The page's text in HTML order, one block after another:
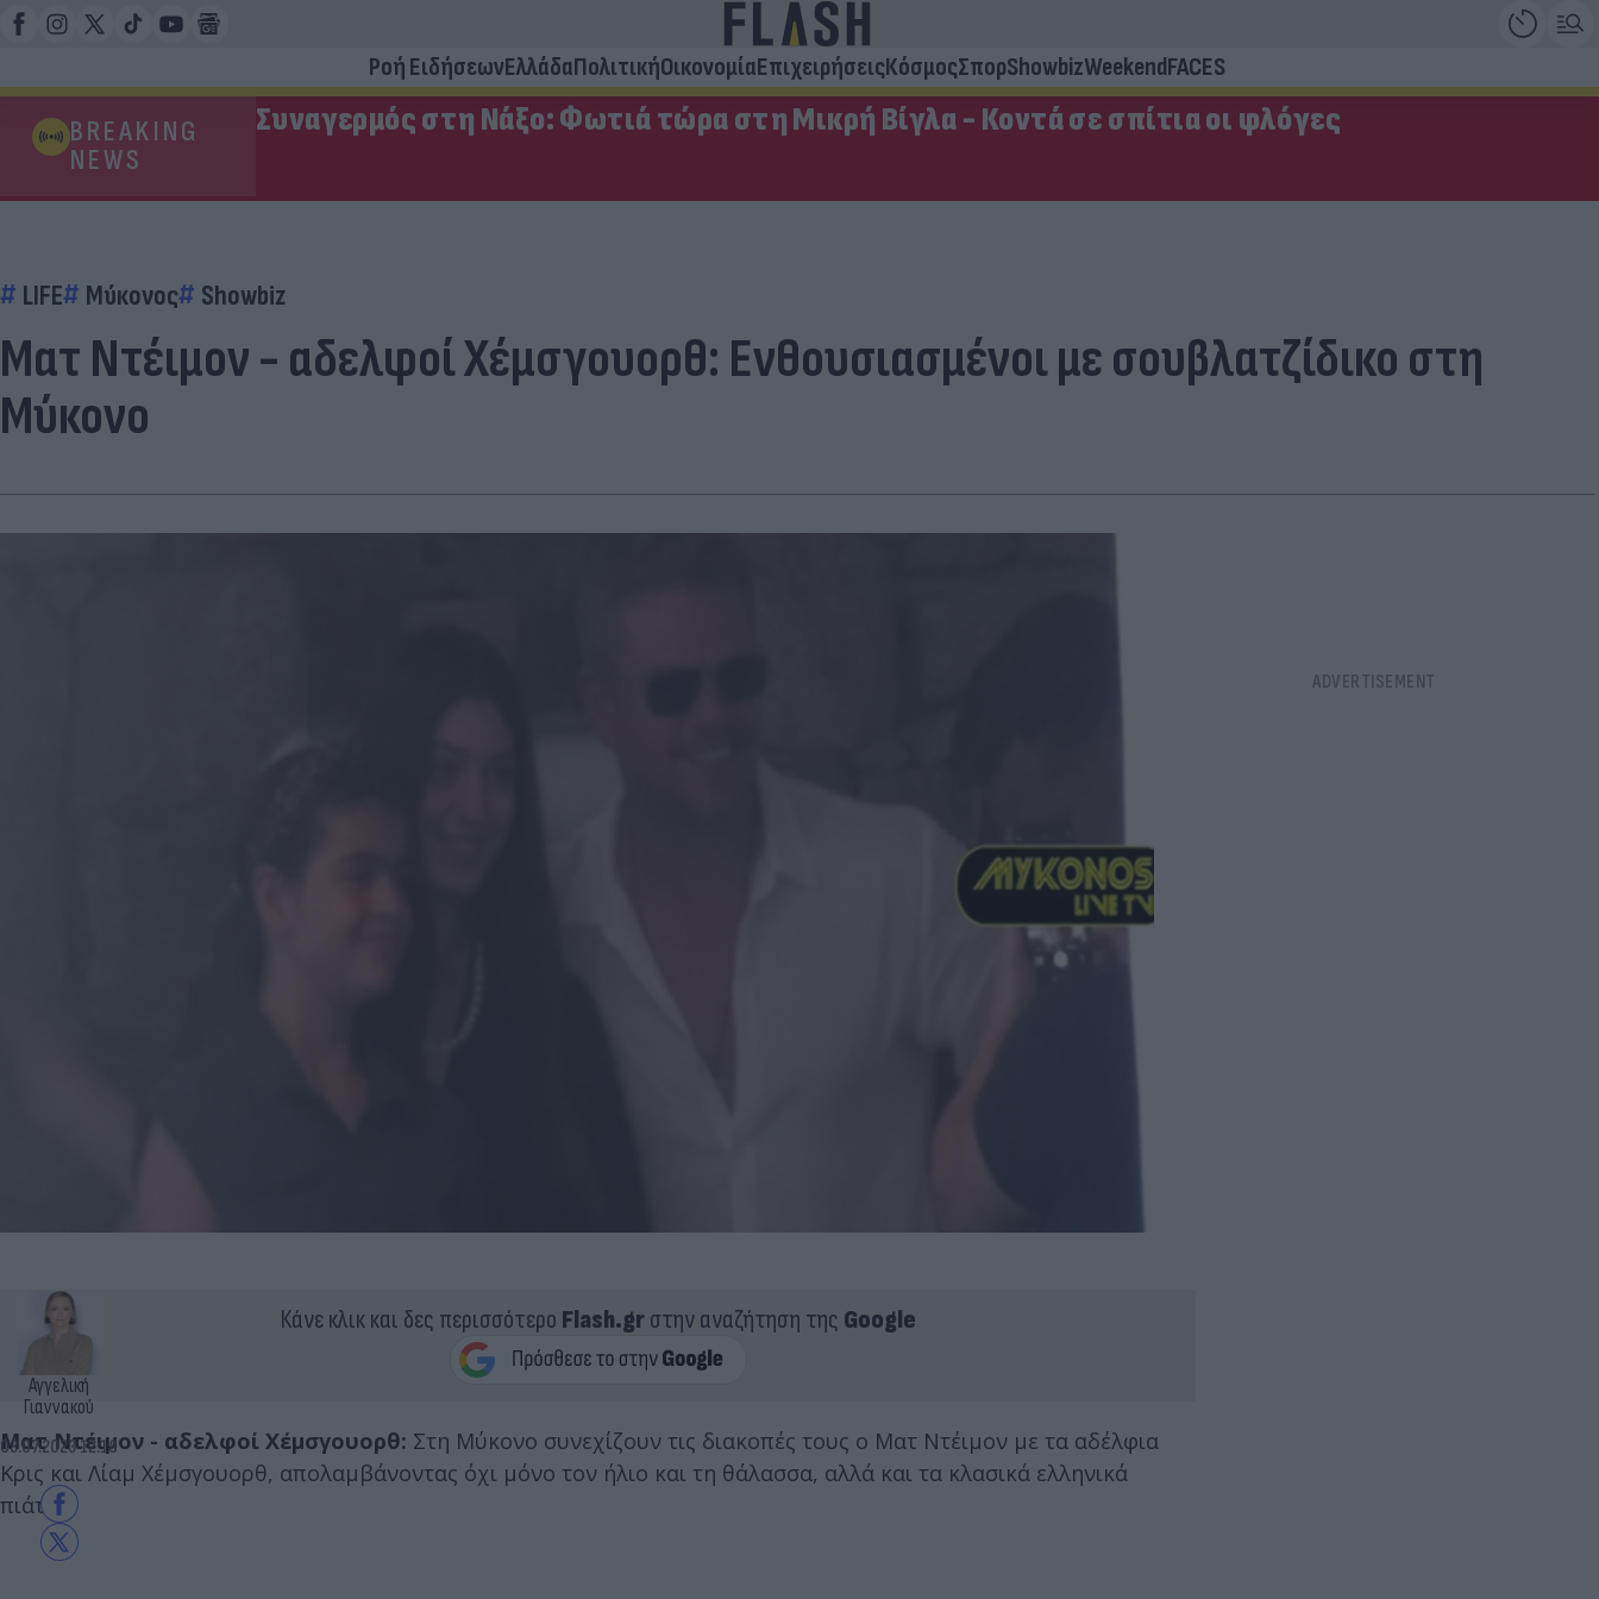
Ροή ΕιδήσεωνΕλλάδαΠολιτικήΟικονομίαΕπιχειρήσειςΚόσμοςΣπορShowbizWeekendFACES
BREAKING
NEWS
Συναγερμός στη Νάξο: Φωτιά τώρα στη Μικρή Βίγλα - Κοντά σε σπίτια οι φλόγες
LIFE Μύκονος Showbiz
Ματ Ντέιμον - αδελφοί Χέμσγουορθ: Ενθουσιασμένοι με σουβλατζίδικο στη
Μύκονο
Αγγελική
Γιαννακού
03.07.2023 12:18
Κάνε κλικ και δες περισσότερο Flash.grστην αναζήτηση της Google
Ματ Ντέιμον - αδελφοί Χέμσγουορθ: Στη Μύκονο συνεχίζουν τις διακοπές τους ο Ματ Ντέιμον με τα αδέλφια
Κρις και Λίαμ Χέμσγουορθ, απολαμβάνοντας όχι μόνο τον ήλιο και τη θάλασσα, αλλά και τα κλασικά ελληνικά
πιάτα.